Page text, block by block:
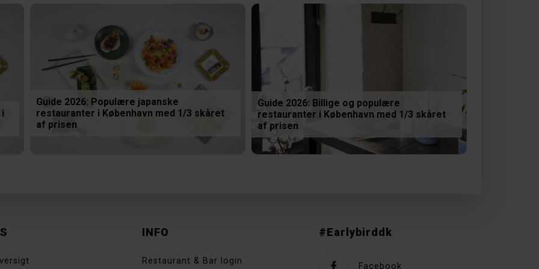
Guide 2026: Populære japanske
restauranter i København med 1/3 skåret
af prisen
Guide 2026: Billige og populære
restauranter i København med 1/3 skåret
af prisen
INFO
Restaurant & Bar login
#Earlybirddk
Facebook